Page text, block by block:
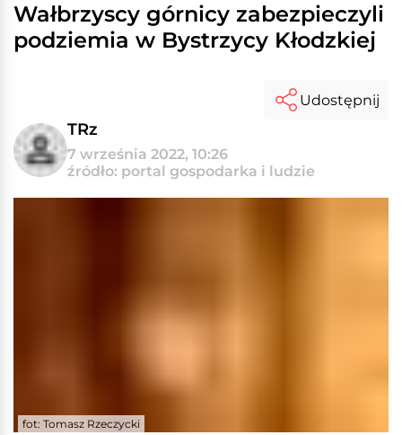
Wałbrzyscy górnicy zabezpieczyli
podziemia w Bystrzycy Kłodzkiej
TRz
7 września 2022, 10:26
źródło: portal gospodarka i ludzie
Udostępnij
fot: Tomasz Rzeczycki